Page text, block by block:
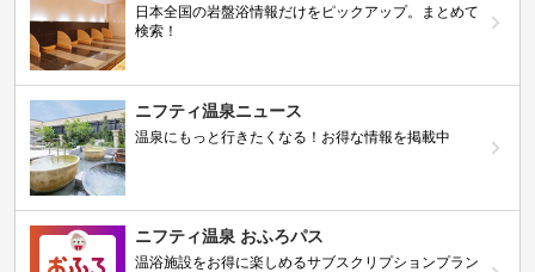
日本全国の岩盤浴情報だけをピックアップ。まとめて
検索！
ニフティ温泉ニュース
温泉にもっと行きたくなる！お得な情報を掲載中
ニフティ温泉 おふろパス
温浴施設をお得に楽しめるサブスクリプションプラン